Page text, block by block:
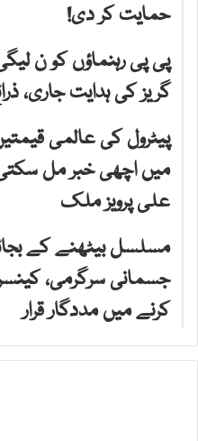
حمایت کر دی!
پی پی رہنماؤں کو ن
گریز کی ہدایت جاری،
میں اچھی خبر مل سکتی
علی پرویز ملک
مسلسل بیٹھنے کے
جسمانی سرگرمی،
کرنے میں مددگار قرار